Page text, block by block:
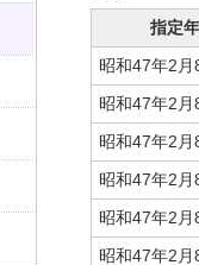
指定
昭和47年2月
昭和47年2月
昭和47年2月
昭和47年2月
昭和47年2月
昭和47年2月